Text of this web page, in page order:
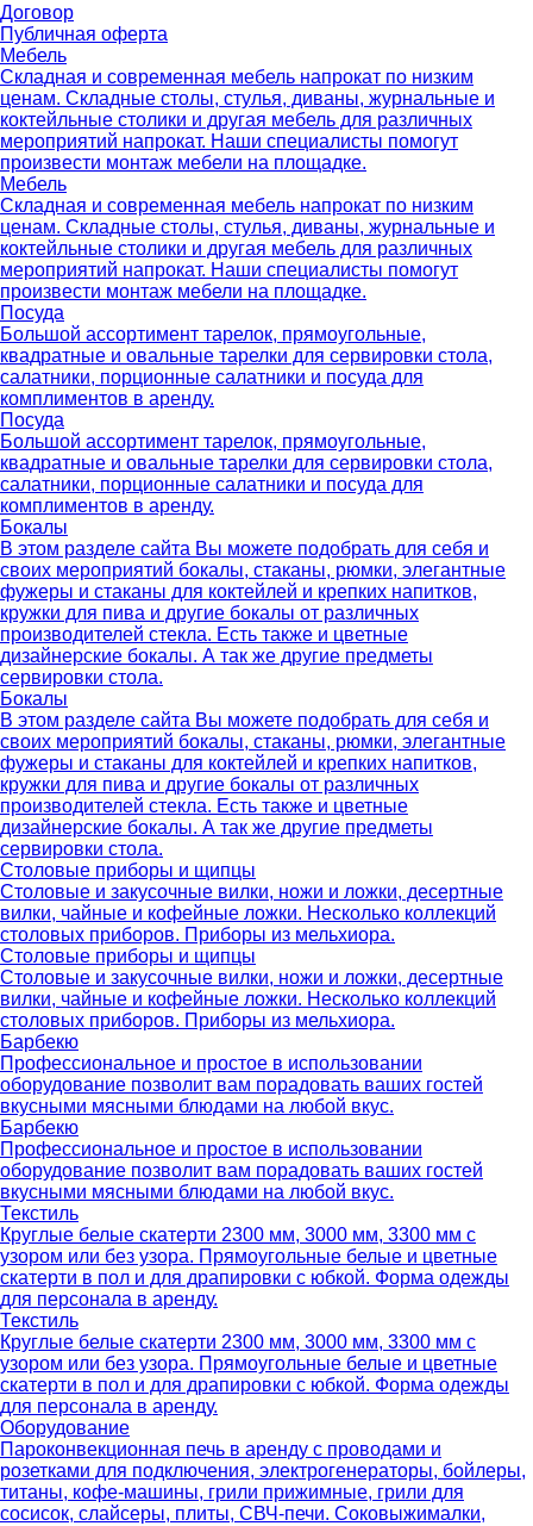
Договор
Публичная оферта
Мебель
Складная и современная мебель напрокат по низким
ценам. Складные столы, стулья, диваны, журнальные и
коктейльные столики и другая мебель для различных
мероприятий напрокат. Наши специалисты помогут
произвести монтаж мебели на площадке.
Мебель
Складная и современная мебель напрокат по низким
ценам. Складные столы, стулья, диваны, журнальные и
коктейльные столики и другая мебель для различных
мероприятий напрокат. Наши специалисты помогут
произвести монтаж мебели на площадке.
Посуда
Большой ассортимент тарелок, прямоугольные,
квадратные и овальные тарелки для сервировки стола,
салатники, порционные салатники и посуда для
комплиментов в аренду.
Посуда
Большой ассортимент тарелок, прямоугольные,
квадратные и овальные тарелки для сервировки стола,
салатники, порционные салатники и посуда для
комплиментов в аренду.
Бокалы
В этом разделе сайта Вы можете подобрать для себя и
своих мероприятий бокалы, стаканы, рюмки, элегантные
фужеры и стаканы для коктейлей и крепких напитков,
кружки для пива и другие бокалы от различных
производителей стекла. Есть также и цветные
дизайнерские бокалы. А так же другие предметы
сервировки стола.
Бокалы
В этом разделе сайта Вы можете подобрать для себя и
своих мероприятий бокалы, стаканы, рюмки, элегантные
фужеры и стаканы для коктейлей и крепких напитков,
кружки для пива и другие бокалы от различных
производителей стекла. Есть также и цветные
дизайнерские бокалы. А так же другие предметы
сервировки стола.
Столовые приборы и щипцы
Столовые и закусочные вилки, ножи и ложки, десертные
вилки, чайные и кофейные ложки. Несколько коллекций
столовых приборов. Приборы из мельхиора.
Столовые приборы и щипцы
Столовые и закусочные вилки, ножи и ложки, десертные
вилки, чайные и кофейные ложки. Несколько коллекций
столовых приборов. Приборы из мельхиора.
Барбекю
Профессиональное и простое в использовании
оборудование позволит вам порадовать ваших гостей
вкусными мясными блюдами на любой вкус.
Барбекю
Профессиональное и простое в использовании
оборудование позволит вам порадовать ваших гостей
вкусными мясными блюдами на любой вкус.
Текстиль
Круглые белые скатерти 2300 мм, 3000 мм, 3300 мм с
узором или без узора. Прямоугольные белые и цветные
скатерти в пол и для драпировки с юбкой. Форма одежды
для персонала в аренду.
Текстиль
Круглые белые скатерти 2300 мм, 3000 мм, 3300 мм с
узором или без узора. Прямоугольные белые и цветные
скатерти в пол и для драпировки с юбкой. Форма одежды
для персонала в аренду.
Оборудование
Пароконвекционная печь в аренду с проводами и
розетками для подключения, электрогенераторы, бойлеры,
титаны, кофе-машины, грили прижимные, грили для
сосисок, слайсеры, плиты, СВЧ-печи. Соковыжималки,